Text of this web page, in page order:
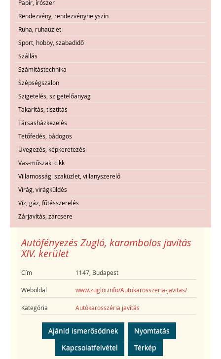
Papír, írószer
Rendezvény, rendezvényhelyszín
Ruha, ruhaüzlet
Sport, hobby, szabadidő
Szállás
Számítástechnika
Szépségszalon
Szigetelés, szigetelőanyag
Takarítás, tisztítás
Társasházkezelés
Tetőfedés, bádogos
Üvegezés, képkeretezés
Vas-műszaki cikk
Villamossági szaküzlet, villanyszerelő
Virág, virágküldés
Víz, gáz, fűtésszerelés
Zárjavítás, zárcsere
Autófényezés Zugló, karambolos javítás
XIV. kerület
Cím 1147, Budapest
Weboldal www.zugloi.info/Autokarosszeria-javitas/
Kategória Autókarosszéria javítás
Ajánld ismerősödnek
Nyomtatás
Kapcsolatfelvétel
Térkép